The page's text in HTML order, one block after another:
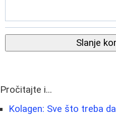
Slanje
Pročitajte i...
Kolagen: Sve što treba